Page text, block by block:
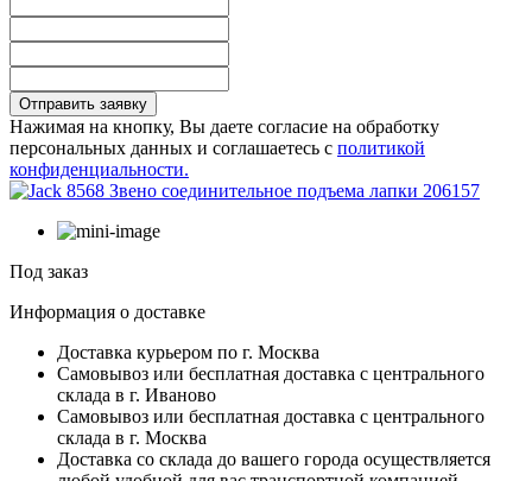
Отправить заявку
Нажимая на кнопку, Вы даете согласие на обработку
персональных данных и соглашаетесь с политикой
конфиденциальности.
Под заказ
Информация о доставке
Доставка курьером по г. Москва
Самовывоз или бесплатная доставка с центрального
склада в г. Иваново
Самовывоз или бесплатная доставка с центрального
склада в г. Москва
Доставка со склада до вашего города осуществляется